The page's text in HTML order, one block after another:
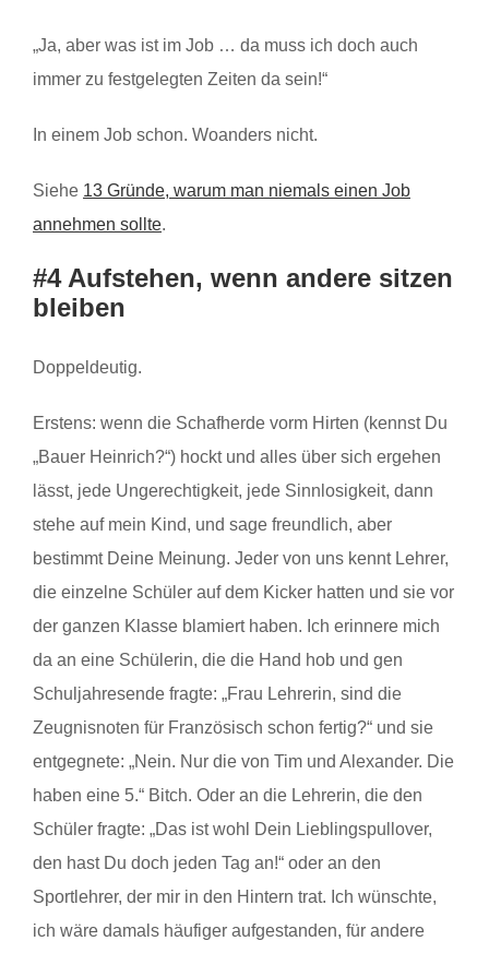
„Ja, aber was ist im Job … da muss ich doch auch
immer zu festgelegten Zeiten da sein!“
In einem Job schon. Woanders nicht.
Siehe 13 Gründe, warum man niemals einen Job
annehmen sollte.
#4 Aufstehen, wenn andere sitzen
bleiben
Doppeldeutig.
Erstens: wenn die Schafherde vorm Hirten (kennst Du
„Bauer Heinrich?“) hockt und alles über sich ergehen
lässt, jede Ungerechtigkeit, jede Sinnlosigkeit, dann
stehe auf mein Kind, und sage freundlich, aber
bestimmt Deine Meinung. Jeder von uns kennt Lehrer,
die einzelne Schüler auf dem Kicker hatten und sie vor
der ganzen Klasse blamiert haben. Ich erinnere mich
da an eine Schülerin, die die Hand hob und gen
Schuljahresende fragte: „Frau Lehrerin, sind die
Zeugnisnoten für Französisch schon fertig?“ und sie
entgegnete: „Nein. Nur die von Tim und Alexander. Die
haben eine 5.“ Bitch. Oder an die Lehrerin, die den
Schüler fragte: „Das ist wohl Dein Lieblingspullover,
den hast Du doch jeden Tag an!“ oder an den
Sportlehrer, der mir in den Hintern trat. Ich wünschte,
ich wäre damals häufiger aufgestanden, für andere